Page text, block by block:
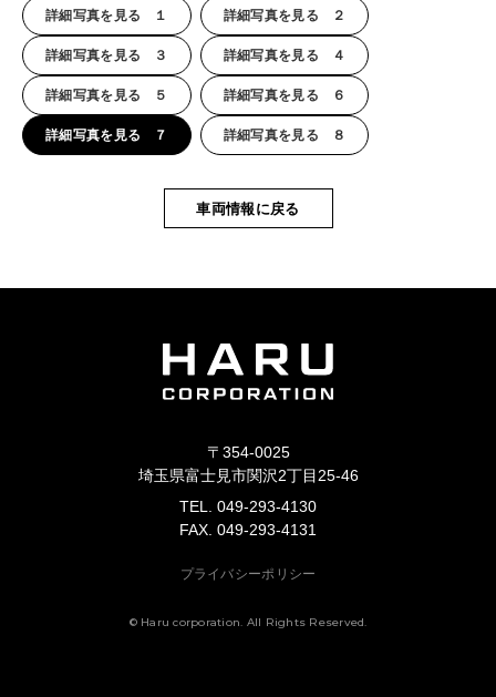
詳細写真を見る １ 詳細写真を見る ２
詳細写真を見る ３ 詳細写真を見る ４
詳細写真を見る ５ 詳細写真を見る ６
詳細写真を見る ７ 詳細写真を見る ８
車両情報に戻る
〒354-0025
埼玉県富士見市関沢2丁目25-46
TEL. 049-293-4130
FAX. 049-293-4131
プライバシーポリシー
© Haru corporation. All Rights Reserved.